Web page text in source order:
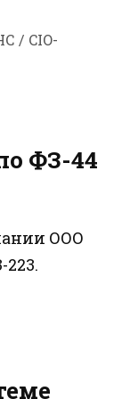
/ CIO-
ФЗ-44
ООО